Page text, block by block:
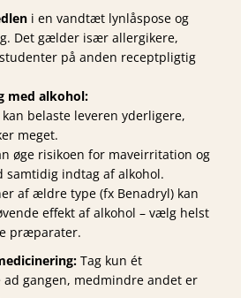
i en vandtæt lynlåspose og
Det gælder især allergikere,
på anden receptpligtig
med alkohol:
kan belaste leveren yderligere,
meget.
øge risikoen for maveirritation og
samtidig indtag af alkohol.
af ældre type (fx Benadryl) kan
effekt af alkohol – vælg helst
præparater.
Tag kun ét
gangen, medmindre andet er